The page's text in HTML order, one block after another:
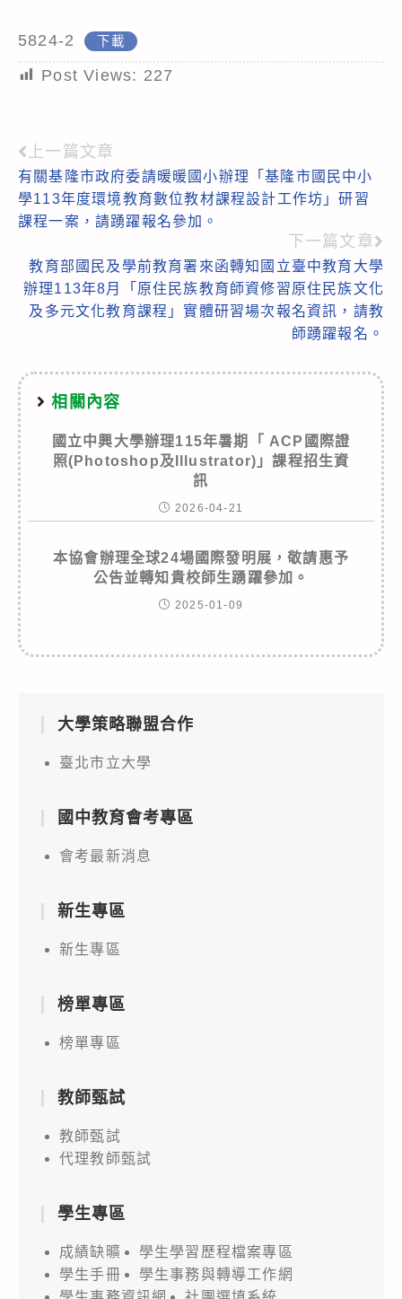
5824-2 下載
Post Views: 227
Read
more
articles
上一篇文章
有關基隆市政府委請暖暖國小辦理「基隆市國民中小
學113年度環境教育數位教材課程設計工作坊」研習
課程一案，請踴躍報名參加。
下一篇文章
教育部國民及學前教育署來函轉知國立臺中教育大學
辦理113年8月「原住民族教育師資修習原住民族文化
及多元文化教育課程」實體研習場次報名資訊，請教
師踴躍報名。
相關內容
國立中興大學辦理115年暑期「 ACP國際證
照(Photoshop及Illustrator)」課程招生資
訊
2026-04-21
本協會辦理全球24場國際發明展，敬請惠予
公告並轉知貴校師生踴躍參加。
2025-01-09
大學策略聯盟合作
臺北市立大學
國中教育會考專區
會考最新消息
新生專區
新生專區
榜單專區
榜單專區
教師甄試
教師甄試
代理教師甄試
學生專區
成績缺曠
學生學習歷程檔案專區
學生手冊
學生事務與轉導工作網